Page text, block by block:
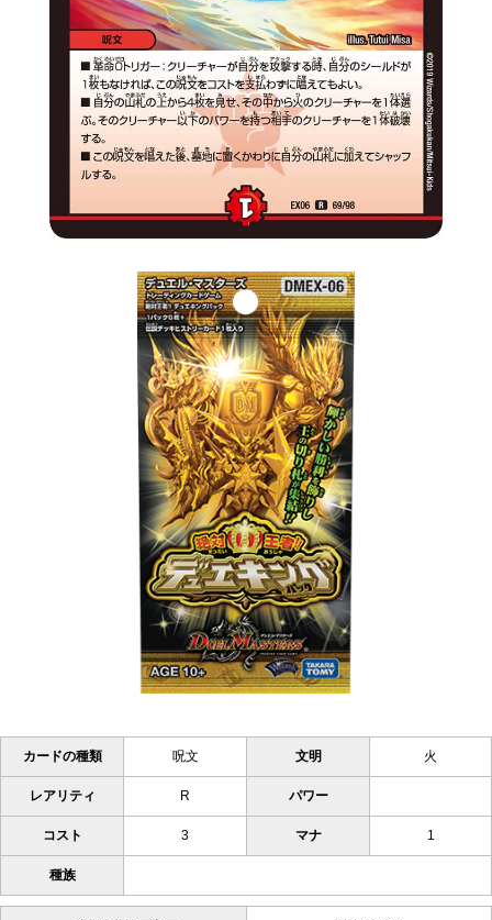
カードの種類 呪文 文明 火
レアリティ R パワー
コスト 3 マナ 1
種族